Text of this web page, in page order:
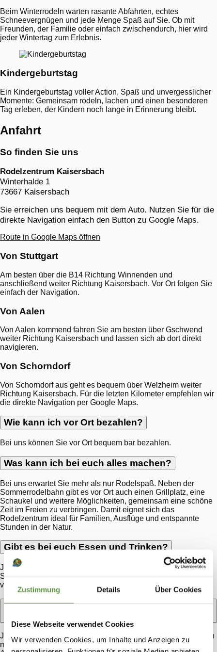
Zustimmung Details Über Cookies
Diese Webseite verwendet Cookies
Wir verwenden Cookies, um Inhalte und Anzeigen zu
Beim Winterrodeln warten rasante Abfahrten, echtes
Schneevergnügen und jede Menge Spaß auf Sie. Ob mit
Freunden, der Familie oder einfach zwischendurch, hier wird
jeder Wintertag zum Erlebnis.
Kindergeburtstag
Ein Kindergeburtstag voller Action, Spaß und unvergesslicher
Momente: Gemeinsam rodeln, lachen und einen besonderen
Tag erleben, der Kindern noch lange in Erinnerung bleibt.
Anfahrt
So finden Sie uns
Rodelzentrum Kaisersbach
Winterhalde 1
73667 Kaisersbach
Sie erreichen uns bequem mit dem Auto. Nutzen Sie für die
direkte Navigation einfach den Button zu Google Maps.
Route in Google Maps öffnen
Von Stuttgart
Am besten über die B14 Richtung Winnenden und
anschließend weiter Richtung Kaisersbach. Vor Ort folgen Sie
einfach der Navigation.
Von Aalen
Von Aalen kommend fahren Sie am besten über Gschwend
weiter Richtung Kaisersbach und lassen sich ab dort direkt
navigieren.
Von Schorndorf
Von Schorndorf aus geht es bequem über Welzheim weiter
Richtung Kaisersbach. Für die letzten Kilometer empfehlen wir
die direkte Navigation per Google Maps.
FAQ
Wie kann ich vor Ort bezahlen?
Bei uns können Sie vor Ort bequem bar bezahlen.
Was kann ich bei euch alles machen?
Bei uns erwartet Sie mehr als nur Rodelspaß. Neben der
Sommerrodelbahn gibt es vor Ort auch einen Grillplatz, eine
Schaukel und weitere Möglichkeiten, gemeinsam eine schöne
Zeit im Freien zu verbringen. Damit eignet sich das
Rodelzentrum ideal für Familien, Ausflüge und entspannte
Stunden in der Natur.
Gibt es bei euch Essen und Trinken?
Ja, bei uns gibt es auch Getränke, Eis und Kaffee. So können
Sie Ihren Besuch ganz entspannt mit einer kleinen Pause
verbinden und sich zwischendurch stärken.
Kann man bei euch auch mit Kindern gut Zeit
Ja, das Rodelzentrum ist ein schönes Ausflugsziel für Familien
mit Kindern. Neben dem Fahrspaß sorgen auch die weiteren